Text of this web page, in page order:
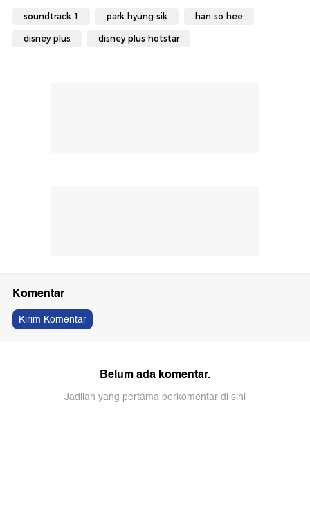
soundtrack 1 park hyung sik han so hee
disney plus disney plus hotstar
Komentar
Kirim Komentar
Belum ada komentar.
Jadilah yang pertama berkomentar di sini